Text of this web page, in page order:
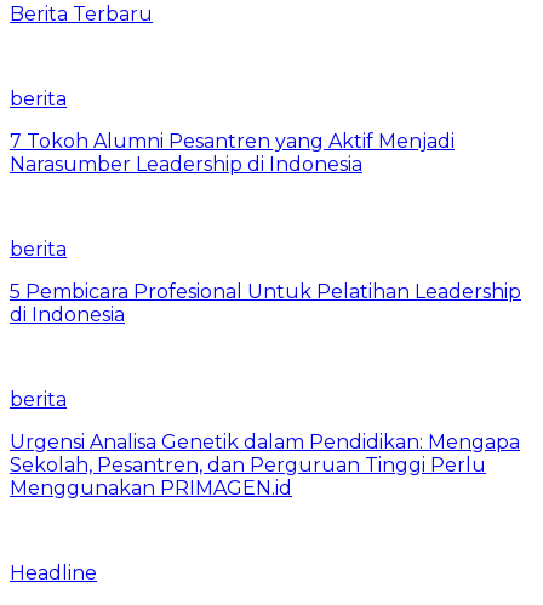
Berita Terbaru
berita
7 Tokoh Alumni Pesantren yang Aktif Menjadi
Narasumber Leadership di Indonesia
berita
5 Pembicara Profesional Untuk Pelatihan Leadership
di Indonesia
berita
Urgensi Analisa Genetik dalam Pendidikan: Mengapa
Sekolah, Pesantren, dan Perguruan Tinggi Perlu
Menggunakan PRIMAGEN.id
Headline